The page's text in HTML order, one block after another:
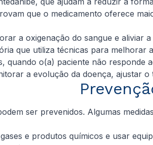
que o medicamento oferece
a oxigenação do sangue e aliviar
que utiliza técnicas para
quando o(a) paciente não responde
a evolução da doença, ajustar
ser prevenidos. Algumas
e produtos químicos e usar